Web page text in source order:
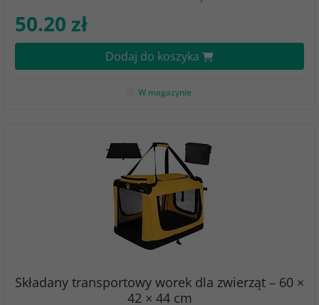
50.20 zł
Dodaj do koszyka
W magazynie
Składany transportowy worek dla zwierząt – 60 ×
42 × 44 cm